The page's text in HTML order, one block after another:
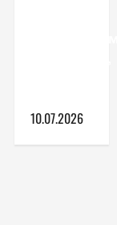
10.07.2026